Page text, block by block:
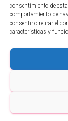
consentimiento de
comportamiento de
consentir o retirar el
características y
LOS 7 MEJORES